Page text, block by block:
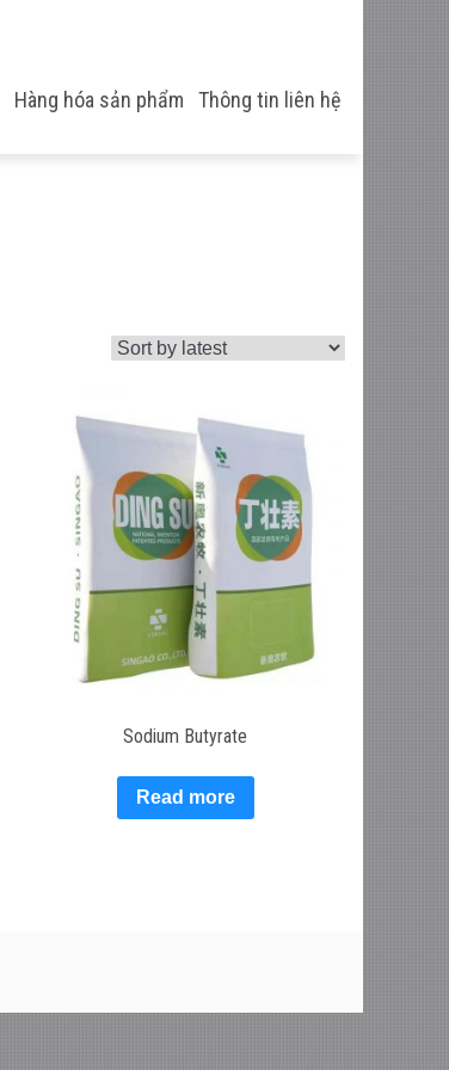
Hàng hóa sản phẩm Thông tin liên hệ
Sodium Butyrate
Read more